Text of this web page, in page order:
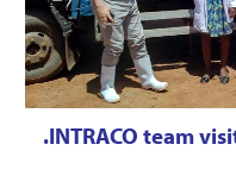
INTRACO team